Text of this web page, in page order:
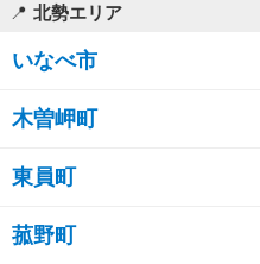
北勢エリア
いなべ市
木曽岬町
東員町
菰野町